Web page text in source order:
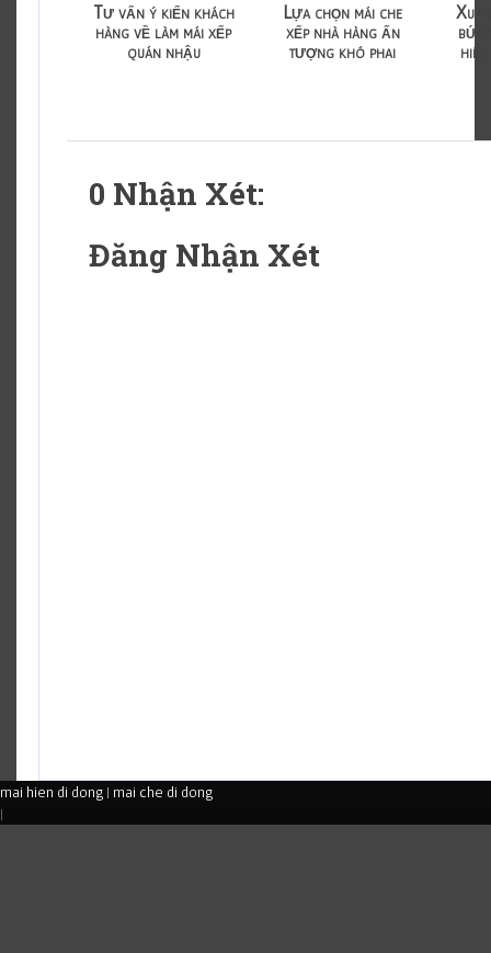
Tư vấn ý kiến khách
hàng về làm mái xếp
quán nhậu
Lựa chọn mái che
xếp nhà hàng ấn
tượng khó phai
Xua
bức
0 Nhận Xét:
Đăng Nhận Xét
mai hien di dong | mai che di dong
|